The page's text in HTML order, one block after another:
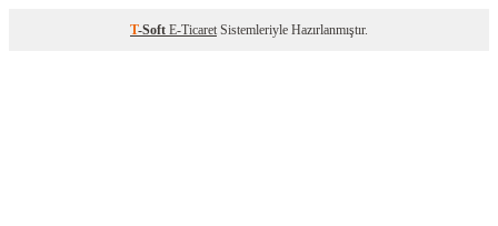
T-Soft E-Ticaret Sistemleriyle Hazırlanmıştır.